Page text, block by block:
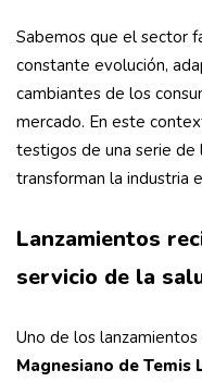
Sabemos que el sector
constante evolución,
cambiantes de los
mercado. En este
testigos de una serie de
transforman la industria
Lanzamientos
servicio de la
Uno de los
Magnesiano de Temis